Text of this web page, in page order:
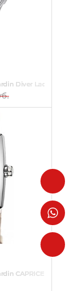
Diver Lady 39
CAPRICE LADIES